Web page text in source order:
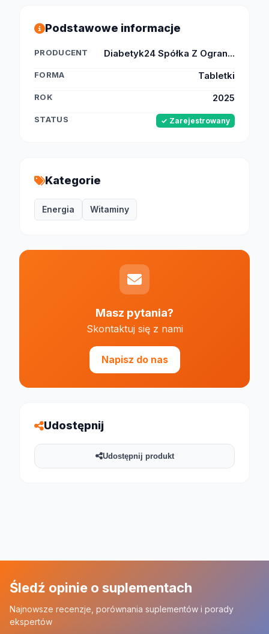
Podstawowe informacje
PRODUCENT Diabetyk24 Spółka Z Ogran...
FORMA Tabletki
ROK 2025
STATUS ✓ Zarejestrowany
Kategorie
Energia Witaminy
Masz pytania?
Skontaktuj się z nami
Napisz do nas
Udostępnij
Udostępnij produkt
Śledź opinie o suplementach
Najnowsze recenzje, porównania suplementów i porady
ekspertów